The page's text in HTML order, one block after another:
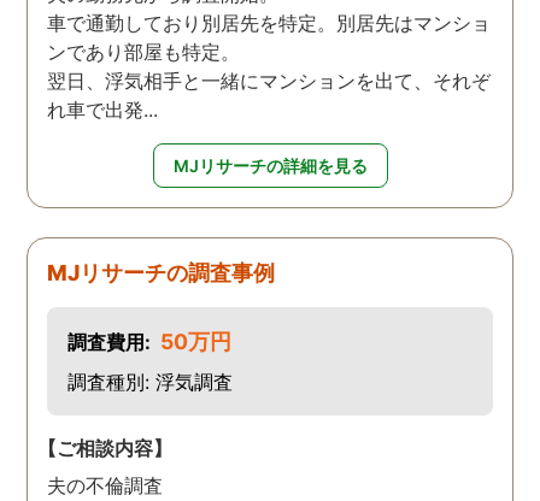
車で通勤しており別居先を特定。別居先はマンショ
ンであり部屋も特定。
翌日、浮気相手と一緒にマンションを出て、それぞ
れ車で出発...
MJリサーチの詳細を見る
MJリサーチの調査事例
調査費用: 50万円
調査種別: 浮気調査
【ご相談内容】
夫の不倫調査